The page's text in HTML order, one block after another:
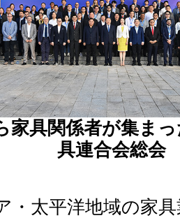
家具関係者が集ま
具連合会総会
・太平洋地域の家